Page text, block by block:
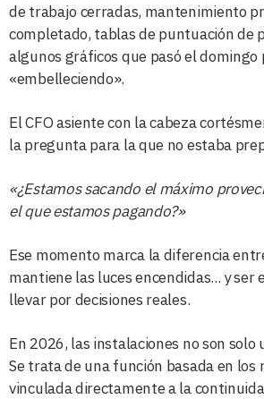
de trabajo cerradas, mantenimiento
completado, tablas de puntuación de
algunos gráficos que pasó el domingo
«embelleciendo».
El CFO asiente con la cabeza
la pregunta para la que no estaba
«¿Estamos sacando el máximo
el que estamos pagando?»
Ese momento marca la diferencia
mantiene las luces encendidas... y ser
llevar por decisiones reales.
En 2026, las instalaciones no son solo
Se trata de una función basada en los
vinculada directamente a la